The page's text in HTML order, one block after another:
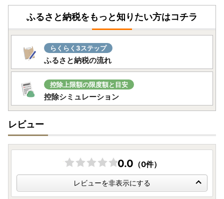
「ふるまど」
トップ特例申請書類が届く場合がございます。
お受け取りの際は、行き違いのこととご了承いただき、破棄
いただけますと幸いです。
※ワンストップ特例申請書の受付が完了しましたら、メール
にてお知らせいたします。
申請書は下記よりダウンロード可能です。
≪書類ダウンロード≫
※寄附金受領証明書のダウンロードは行っておりません。
＝＝＝＝＝＝＝＝＝＝＝＝＝＝＝＝＝＝＝＝＝＝＝＝＝＝＝
＝＝＝＝＝＝＝＝＝＝＝＝＝
ふるさと納税をもっと知りたい方はコチラ
らくらく3ステップ
ふるさと納税の流れ
控除上限額の限度額と目安
控除シミュレーション
レビュー
0.0 （0件）
レビューを非表示にする